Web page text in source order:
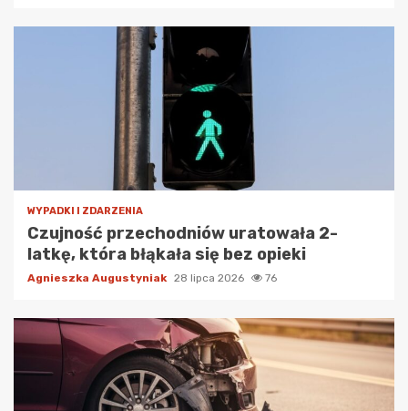
WYPADKI I ZDARZENIA
Czujność przechodniów uratowała 2-
latkę, która błąkała się bez opieki
Agnieszka Augustyniak 28 lipca 2026 76